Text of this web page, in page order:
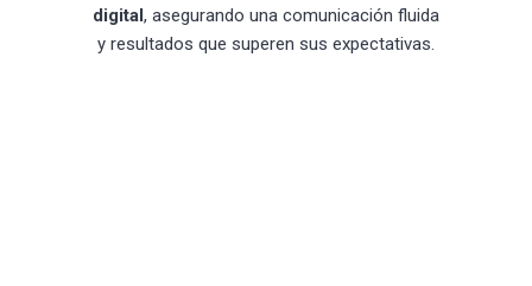
digital, asegurando una comunicación fluida
y resultados que superen sus expectativas.